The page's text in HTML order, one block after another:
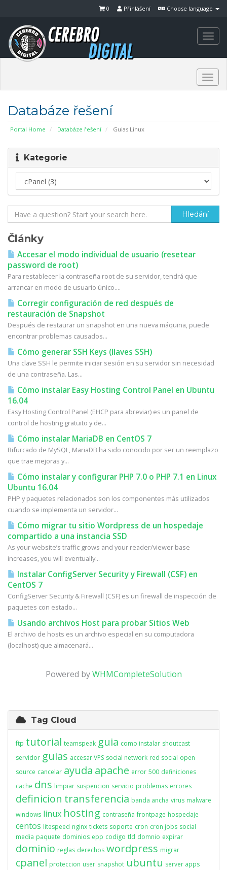
Choose language
Přihlášení
0
Databáze řešení
Portal Home Databáze řešení Guias Linux
Kategorie
Články
Accesar el modo individual de usuario (resetear
password de root)
Para restablecer la contraseña root de su servidor, tendrá que
arrancar en modo de usuario único....
Corregir configuración de red después de
restauración de Snapshot
Después de restaurar un snapshot en una nueva máquina, puede
encontrar problemas causados...
Cómo generar SSH Keys (llaves SSH)
Una clave SSH le permite iniciar sesión en su servidor sin necesidad
de una contraseña. Las...
Cómo instalar Easy Hosting Control Panel en Ubuntu
16.04
Easy Hosting Control Panel (EHCP para abreviar) es un panel de
control de hosting gratuito y de...
Cómo instalar MariaDB en CentOS 7
Bifurcado de MySQL, MariaDB ha sido conocido por ser un reemplazo
que trae mejoras y...
Cómo instalar y configurar PHP 7.0 o PHP 7.1 en Linux
Ubuntu 16.04
PHP y paquetes relacionados son los componentes más utilizados
cuando se implementa un servidor...
Cómo migrar tu sitio Wordpress de un hospedaje
compartido a una instancia SSD
As your website’s traffic grows and your reader/viewer base
increases, you will eventually...
Instalar ConfigServer Security y Firewall (CSF) en
CentOS 7
ConfigServer Security & Firewall (CSF) es un firewall de inspección de
paquetes con estado...
Usando archivos Host para probar Sitios Web
El archivo de hosts es un archivo especial en su computadora
(localhost) que almacenará...
Powered byWHMCompleteSolution
Tag Cloud
ftp tutorial teamspeak guia como instalar shoutcast
servidor guias accesar VPS social network red social open
source cancelar ayuda apache error 500 definiciones
cache dns limpiar suspencion servicio problemas errores
definicion transferencia banda ancha virus malware
windows linux hosting contraseña frontpage hospedaje
centos litespeed nginx tickets soporte cron cron jobs social
media paquete dominios epp codigo tld domnio expirar
dominio reglas derechos wordpress migrar
cpanel proteccion user snapshot ubuntu server apps